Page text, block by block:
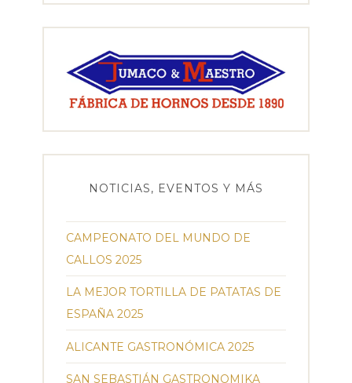
NOTICIAS, EVENTOS Y MÁS
CAMPEONATO DEL MUNDO DE
CALLOS 2025
LA MEJOR TORTILLA DE PATATAS DE
ESPAÑA 2025
ALICANTE GASTRONÓMICA 2025
SAN SEBASTIÁN GASTRONOMIKA